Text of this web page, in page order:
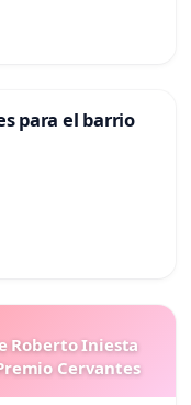
para el barrio
Roberto Iniesta
Cervantes